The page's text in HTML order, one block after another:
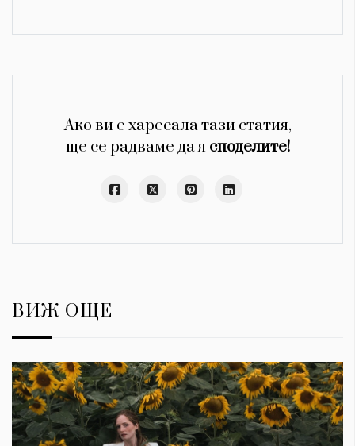
Ако ви е харесала тази статия,
ще се радваме да я споделите!
ВИЖ ОЩЕ